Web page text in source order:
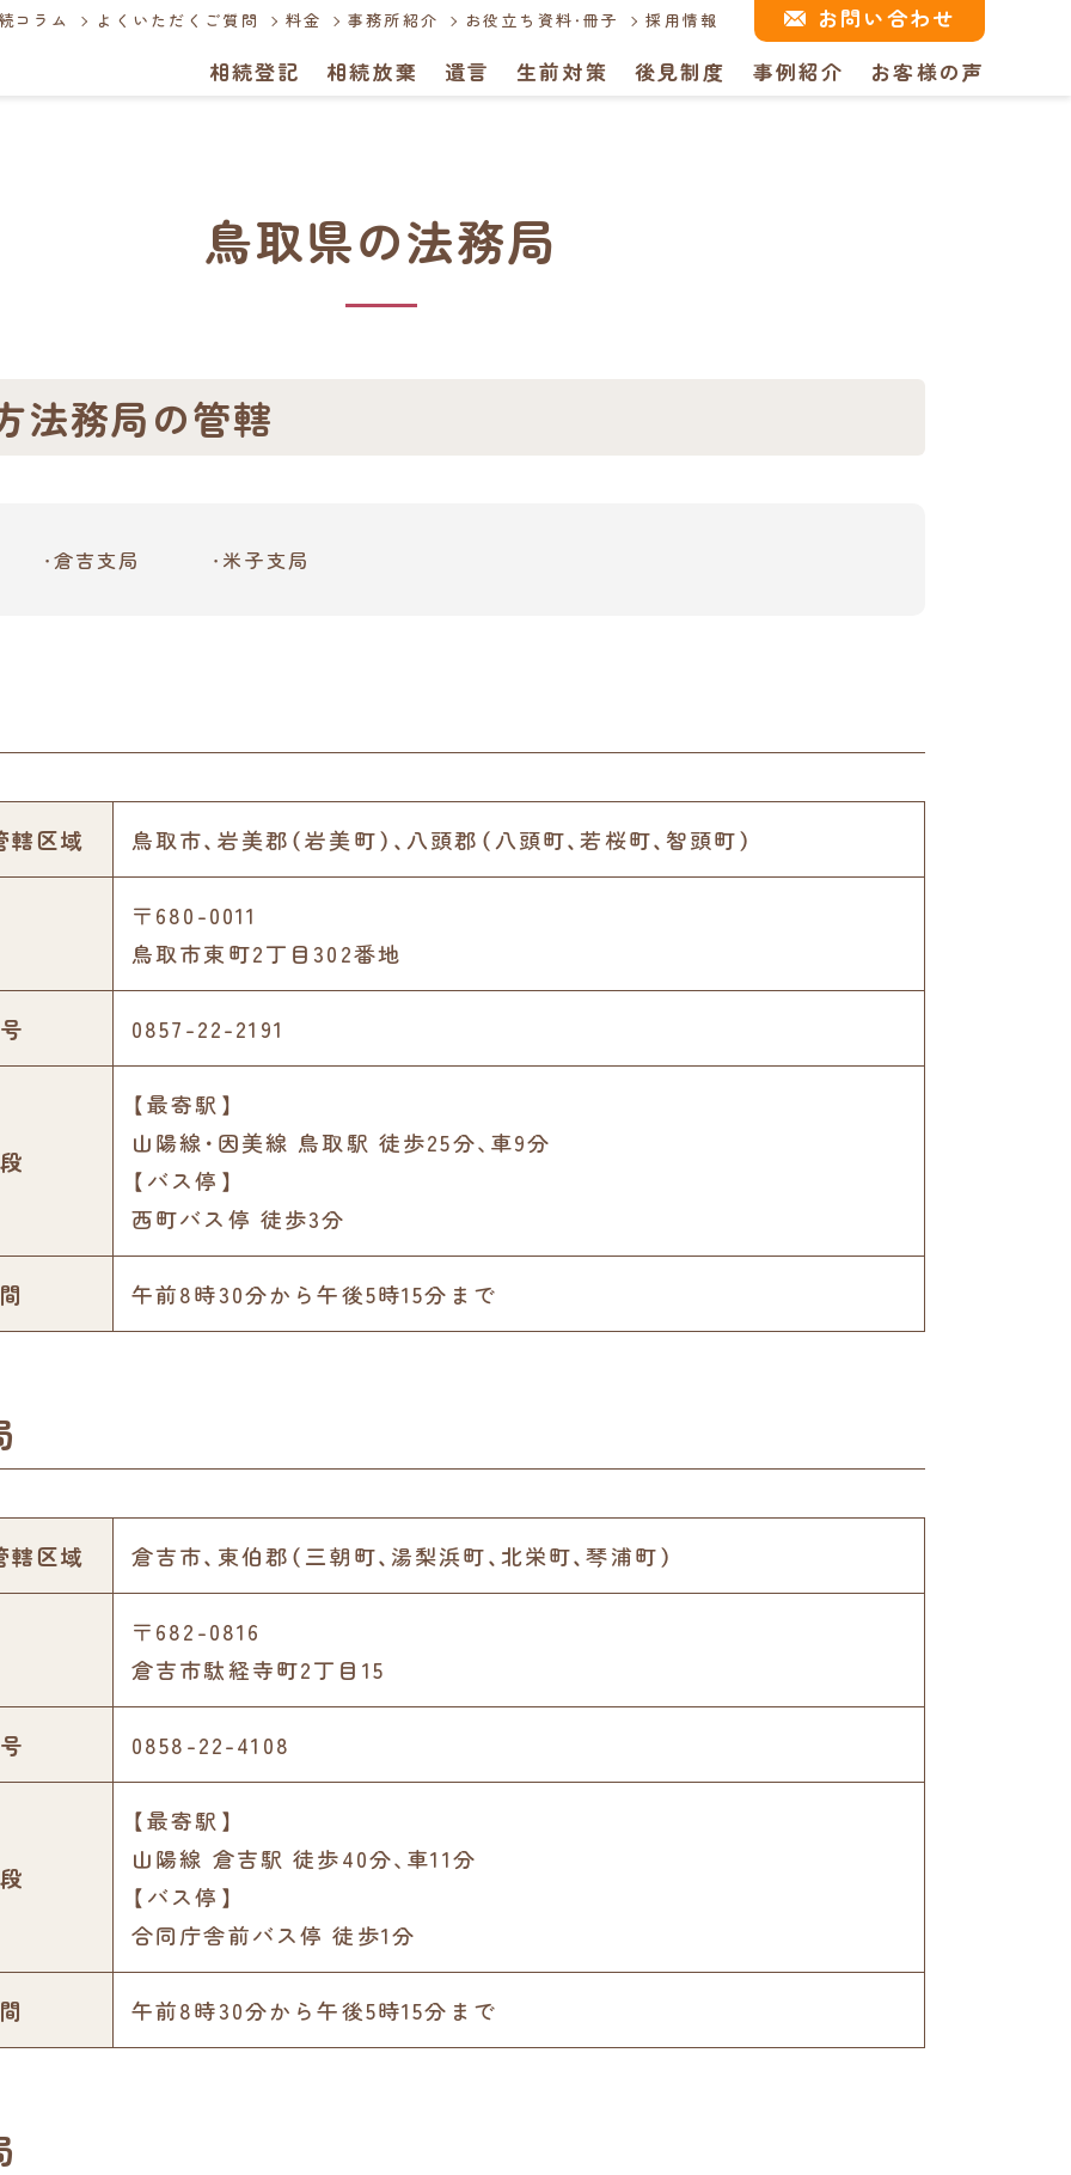
コラム よくいただくご質問 料金 事務所紹介 お役立ち資料・冊子 採用情報
お問い合わせ
相続登記
相続放棄 遺言 生前対策 後見制度 事例紹介 お客様の声
鳥取県の法務局
法務局の管轄
倉吉支局 米子支局
轄区域 鳥取市、岩美郡（岩美町）、八頭郡（八頭町、若桜町、智頭町）
〒680-0011
鳥取市東町2丁目302番地
0857-22-2191
【最寄駅】
山陽線･因美線 鳥取駅 徒歩25分､車9分
【バス停】
西町バス停 徒歩3分
午前8時30分から午後5時15分まで
轄区域 倉吉市、東伯郡（三朝町、湯梨浜町、北栄町、琴浦町）
〒682-0816
倉吉市駄経寺町2丁目15
0858-22-4108
【最寄駅】
山陽線 倉吉駅 徒歩40分､車11分
【バス停】
合同庁舎前バス停 徒歩1分
午前8時30分から午後5時15分まで